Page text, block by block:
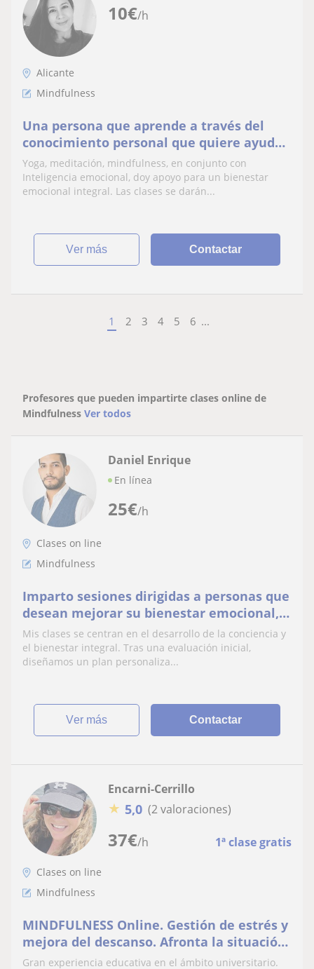
10€/h
Alicante
Mindfulness
Una persona que aprende a través del
conocimiento personal que quiere ayudar
a otros a procesar los cambios a través del
Yoga
Yoga, meditación, mindfulness, en conjunto con
Inteligencia emocional, doy apoyo para un bienestar
emocional integral. Las clases se darán...
ver más Contactar
1 2 3 4 5 6 ...
Profesores que pueden impartirte clases online de
Mindfulness Ver todos
25€/h
Daniel Enrique
En línea
Clases on line
Mindfulness
Imparto sesiones dirigidas a personas que
desean mejorar su bienestar emocional,
reducir el estrés, desarrollar la atención
plena.
Mis clases se centran en el desarrollo de la conciencia y
el bienestar integral. Tras una evaluación inicial,
diseñamos un plan personaliza...
ver más Contactar
37€/h 1ª clase gratis
Encarni-Cerrillo
★ 5,0 (2 valoraciones)
Clases on line
Mindfulness
MINDFULNESS Online. Gestión de estrés y
mejora del descanso. Afronta la situación
sin nervios. Dirigido a todo el que quiera
Gran experiencia educativa en el ámbito universitario.